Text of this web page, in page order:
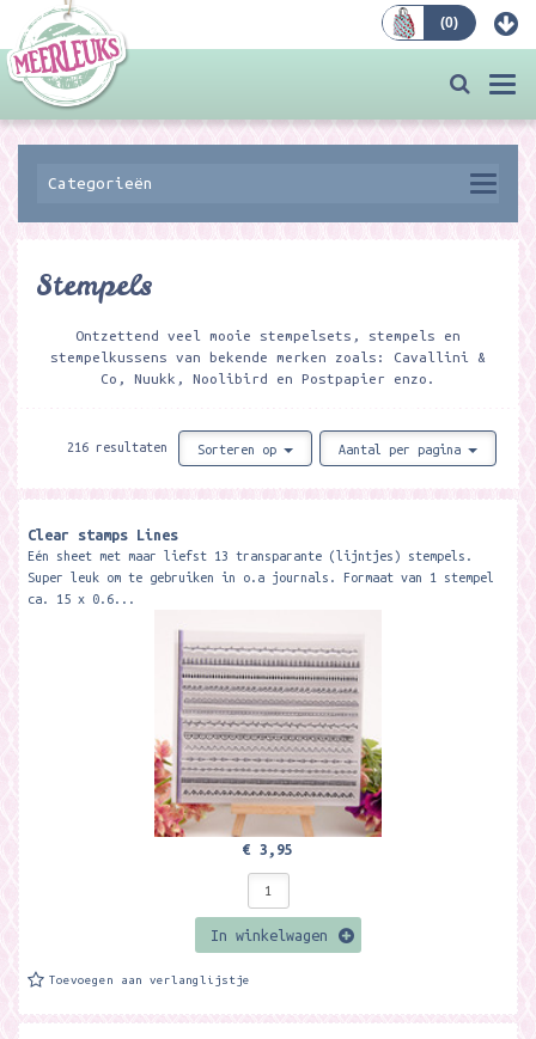
(0)
Categorieën
Stempels
Ontzettend veel mooie stempelsets, stempels en
stempelkussens van bekende merken zoals: Cavallini &
Co, Nuukk, Noolibird en Postpapier enzo.
216 resultaten Sorteren op Aantal per pagina
Clear stamps Lines
Eén sheet met maar liefst 13 transparante (lijntjes) stempels.
Super leuk om te gebruiken in o.a journals. Formaat van 1 stempel
ca. 15 x 0.6...
€ 3,95
In winkelwagen
Toevoegen aan verlanglijstje